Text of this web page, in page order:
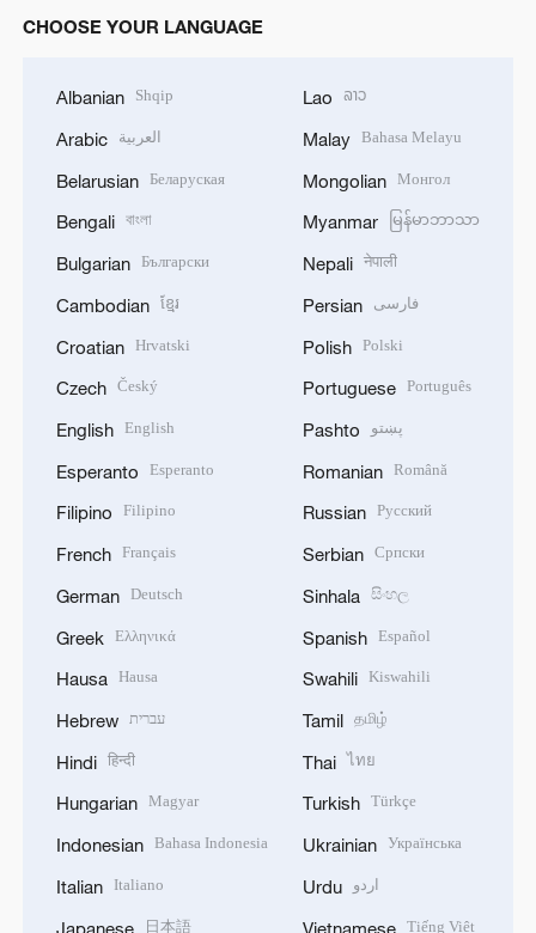
CHOOSE YOUR LANGUAGE
Albanian Shqip
Arabic العربية
Belarusian Беларуская
Bengali বাংলা
Bulgarian Български
Cambodian ខ្មែរ
Croatian Hrvatski
Czech Český
English English
Esperanto Esperanto
Filipino Filipino
French Français
German Deutsch
Greek Ελληνικά
Hausa Hausa
Hebrew עברית
Hindi हिन्दी
Hungarian Magyar
Indonesian Bahasa Indonesia
Italian Italiano
Japanese 日本語
Lao ລາວ
Malay Bahasa Melayu
Mongolian Монгол
Myanmar မြန်မာဘာသာ
Nepali नेपाली
Persian فارسی
Polish Polski
Portuguese Português
Pashto پښتو
Romanian Română
Russian Русский
Serbian Српски
Sinhala සිංහල
Spanish Español
Swahili Kiswahili
Tamil தமிழ்
Thai ไทย
Turkish Türkçe
Ukrainian Українська
Urdu اردو
Vietnamese Tiếng Việt